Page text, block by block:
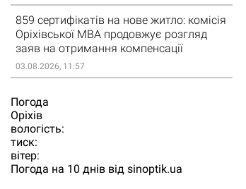
859 сертифікатів на нове житло: комісія
Оріхівської МВА продовжує розгляд
заяв на отримання компенсації
03.08.2026, 11:57
Погода
Орiхiв
вологість:
тиск:
вітер:
Погода на 10 днів від sinoptik.ua